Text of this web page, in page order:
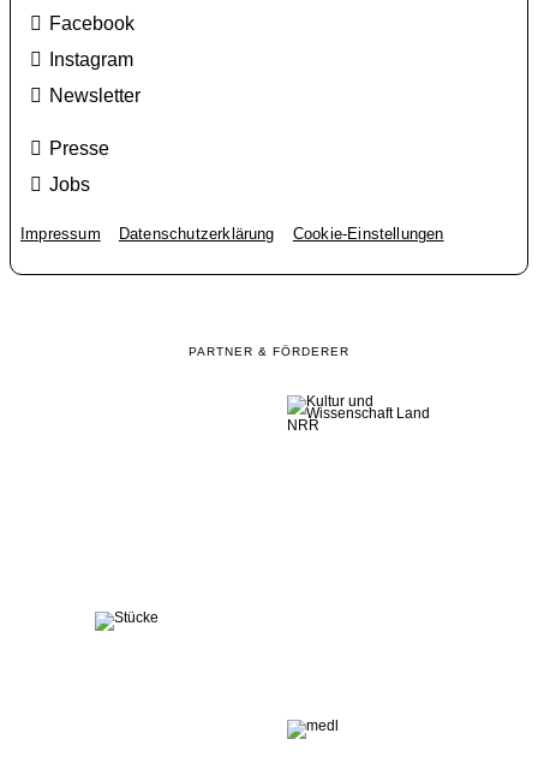
Facebook
Instagram
Newsletter
Presse
Jobs
Impressum Datenschutzerklärung Cookie-Einstellungen
PARTNER & FÖRDERER